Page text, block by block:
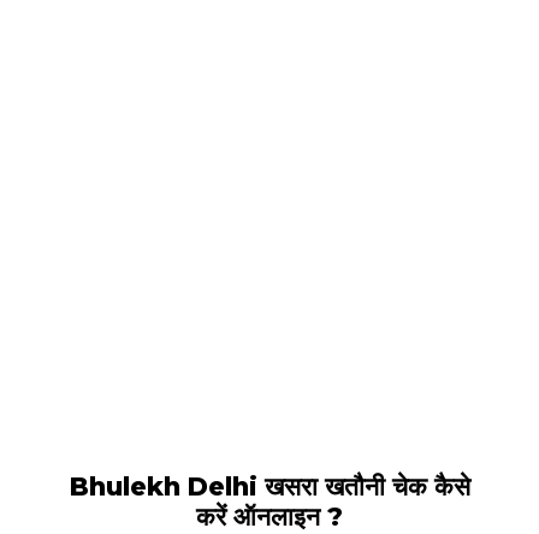
Bhulekh Delhi खसरा खतौनी चेक कैसे
करें ऑनलाइन ?